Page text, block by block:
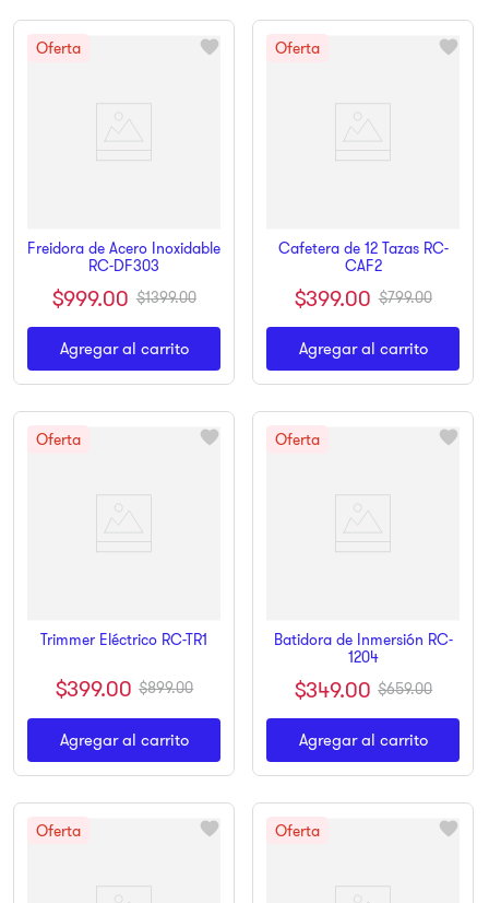
Freidora de Acero Inoxidable
RC-DF303
$999.00 $1399.00
Agregar al carrito
Cafetera de 12 Tazas RC-
CAF2
$399.00 $799.00
Agregar al carrito
Trimmer Eléctrico RC-TR1
$399.00 $899.00
Agregar al carrito
Batidora de Inmersión RC-
1204
$349.00 $659.00
Agregar al carrito